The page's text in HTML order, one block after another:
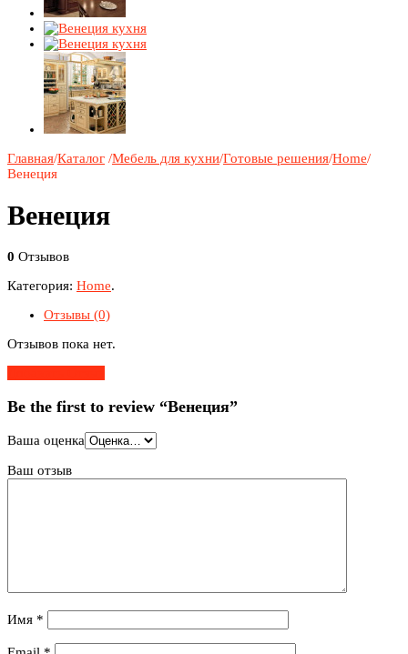
Главная/Каталог /Мебель для кухни/Готовые решения/Home/
Венеция
Венеция
0 Отзывов
Категория: Home.
Отзывы (0)
Отзывов пока нет.
Be the first to review “Венеция”
Ваша оценка
Ваш отзыв
Имя *